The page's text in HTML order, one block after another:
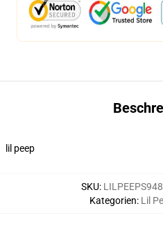
lil peep
SKU:
Kategorien: Lil